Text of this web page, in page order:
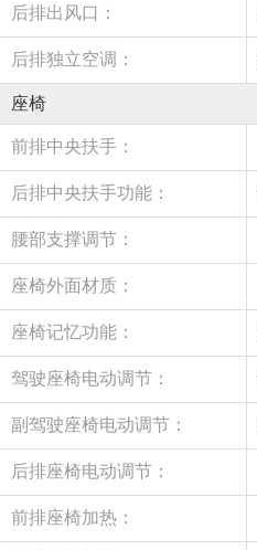
后排出风口：
后排独立空调：
座椅
前排中央扶手：
后排中央扶手功能：
腰部支撑调节：
座椅外面材质：
座椅记忆功能：
驾驶座椅电动调节：
副驾驶座椅电动调节：
后排座椅电动调节：
前排座椅加热：